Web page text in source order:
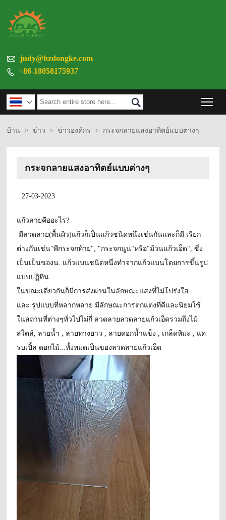
 judy@hzdongke.com
 +86-18058175937
 
บ้าน > ข่าว > ข่าวองค์กร > กระจกลายแสงอาทิตย์แบบต่างๆ
กระจกลายแสงอาทิตย์แบบต่างๆ
27-03-2023
แก้วลายคืออะไร?
มีลวดลาย(พื้นผิว)แก้วก็เป็นแก้วชนิดหนึ่งเช่นกันและก็มี เรียก
ต่างกันเช่น"พีกระจกท้าย" "กระจกนูน"หรือ"ม้วนแก้วเอ็ด", ซึ่ง
เป็นเป็นของน. แก้วแบนชนิดหนึ่งทำจากแก้วแบนโดยการขึ้นรูป
แบบปฏิทิน
ในขณะเดียวกันก็มีการส่งผ่านในลักษณะแสงที่ไม่โปร่งใส
และ รูปแบบที่หลากหลาย มีลักษณะการตกแต่งที่ดีและนิยมใช้
ในสถานที่ต่างๆทั่วไปไม่กี่ ลวดลายลวดลายแก้วเอ็ดรวมถึงไม้
สไตล์ , ลายน้ำ , ลายทางยาว , ลายดอกน้ำแข็ง , เกล็ดหิมะ , แค
รบเปิ้ล ดอกไม้ ...ทั้งหมดเป็นของลวดลายแก้วเอ็ด